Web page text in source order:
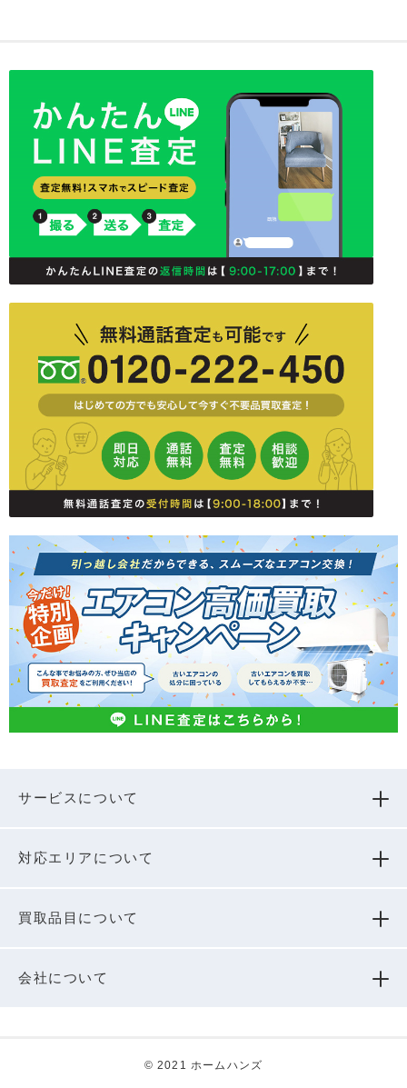
サービスについて
対応エリアについて
買取品⽬について
会社について
© 2021 ホームハンズ